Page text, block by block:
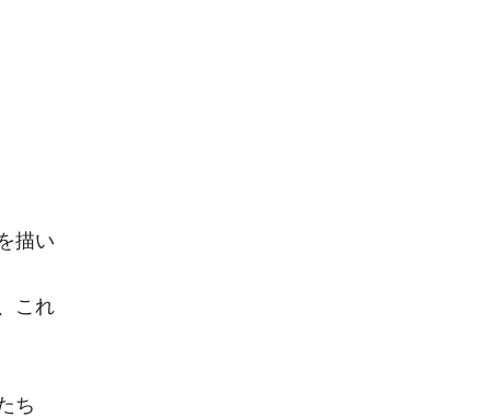
描い
これ
ち